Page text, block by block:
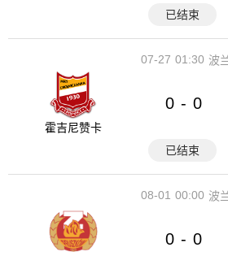
已结束
01:30
07-27 波
霍吉尼赞卡
0 - 0
已结束
00:00
08-01 波
0 - 0